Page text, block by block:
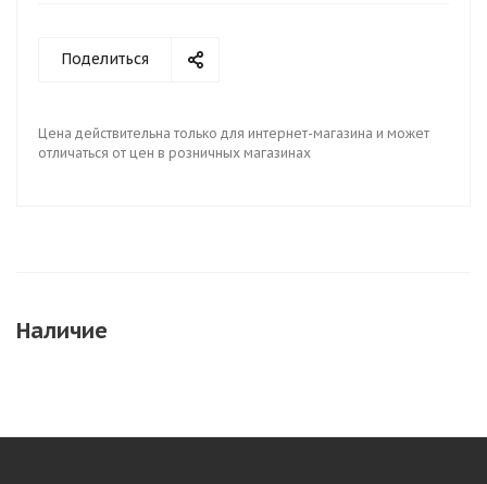
Поделиться
Цена действительна только для интернет-магазина и может
отличаться от цен в розничных магазинах
Наличие